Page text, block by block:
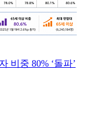
비중 80% ‘돌파’